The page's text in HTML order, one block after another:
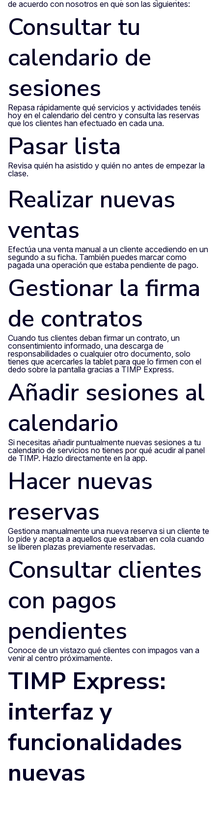
de acuerdo con nosotros en que son las siguientes:
Consultar tu
calendario de
sesiones
Repasa rápidamente qué servicios y actividades tenéis
hoy en el calendario del centro y consulta las reservas
que los clientes han efectuado en cada una.
Pasar lista
Revisa quién ha asistido y quién no antes de empezar la
clase.
Realizar nuevas
ventas
Efectúa una venta manual a un cliente accediendo en un
segundo a su ficha. También puedes marcar como
pagada una operación que estaba pendiente de pago.
Gestionar la firma
de contratos
Cuando tus clientes deban firmar un contrato, un
consentimiento informado, una descarga de
responsabilidades o cualquier otro documento, solo
tienes que acercarles la tablet para que lo firmen con el
dedo sobre la pantalla gracias a TIMP Express.
Añadir sesiones al
calendario
Si necesitas añadir puntualmente nuevas sesiones a tu
calendario de servicios no tienes por qué acudir al panel
de TIMP. Hazlo directamente en la app.
Hacer nuevas
reservas
Gestiona manualmente una nueva reserva si un cliente te
lo pide y acepta a aquellos que estaban en cola cuando
se liberen plazas previamente reservadas.
Consultar clientes
con pagos
pendientes
Conoce de un vistazo qué clientes con impagos van a
venir al centro próximamente.
TIMP Express:
interfaz y
funcionalidades
nuevas